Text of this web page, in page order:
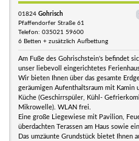
01824 Gohrisch
Pfaffendorfer Straße 61
Telefon: 035021 59600
6 Betten + zusätzlich Aufbettung
Am Fuße des Gohrischstein's befindet
unser liebevoll eingerichtetes Ferienhaus
Wir bieten Ihnen über das gesamte
geräumigen Aufenthaltsraum mit Kamin
Küche (Geschirrspüler, Kühl-
Mikrowelle). WLAN frei.
Eine große Liegewiese mit Pavilion,
überdachten Terassen am Haus sowie
Das umzäunte Grundstück bietet Ihnen